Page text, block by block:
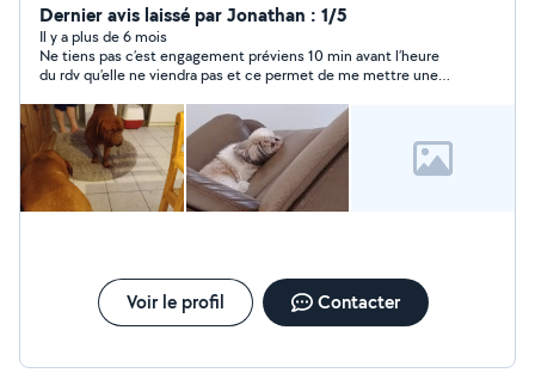
le CESU et je suis donc à la recherche d'heures de
ménages, garde d'enfants, courses ect... Il me reste
quelques disponibilités. Je suis souriante, gentille,
aidante.
Dernier avis laissé par Jonathan : 1/5
Il y a plus de 6 mois
Ne tiens pas c’est engagement préviens 10 min avant l’heure
du rdv qu’elle ne viendra pas et ce permet de me mettre une
c’est moi qui est dû envoyer un message pour qu’elle me dise
qu’elle ne viendra pas
Voir le profil Contacter